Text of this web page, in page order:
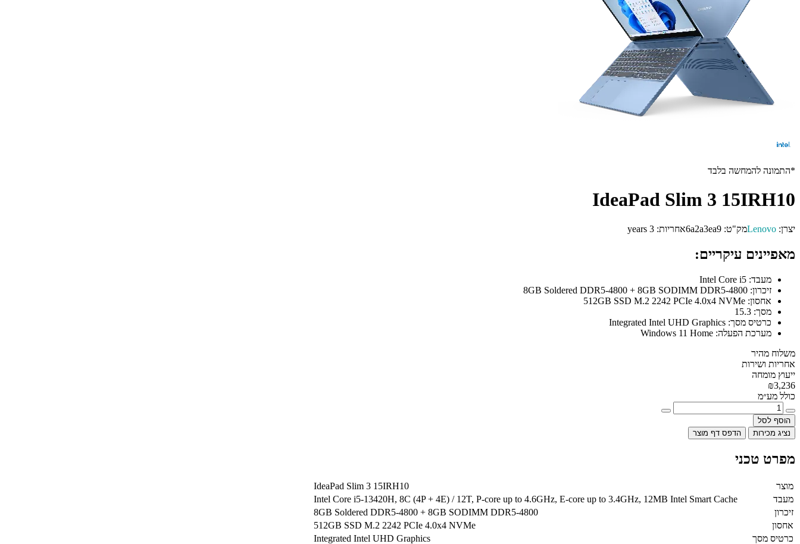
*התמונה להמחשה בלבד
IdeaPad Slim 3 15IRH10
יצרן: Lenovoמק"ט: 6a2a3ea9אחריות: 3 years
מאפיינים עיקריים:
מעבד:
זיכרון:
אחסון:
מסך:
כרטיס מסך:
מערכת הפעלה:
משלוח מהיר
אחריות ושירות
ייעוץ מומחה
₪3,236
כולל מע״מ
הוסף לסל
נציג מכירות
הדפס דף מוצר
מפרט טכני
מוצר
IdeaPad Slim 3 15IRH10
מעבד
Intel Core i5-13420H, 8C (4P + 4E) / 12T, P-core up to 4.6GHz, E-core up to 3.4GHz, 12MB Intel Smart Cache
זיכרון
8GB Soldered DDR5-4800 + 8GB SODIMM DDR5-4800
אחסון
512GB SSD M.2 2242 PCIe 4.0x4 NVMe
כרטיס מסך
Integrated Intel UHD Graphics